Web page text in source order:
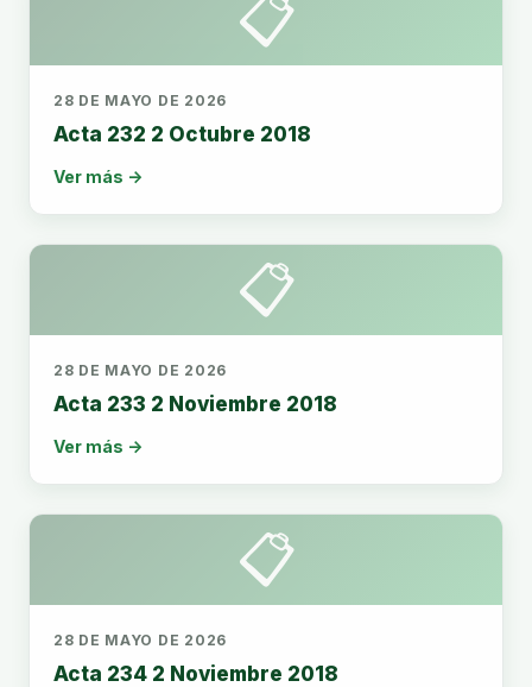
📋
28 DE MAYO DE 2026
Acta 232 2 Octubre 2018
Ver más →
📋
28 DE MAYO DE 2026
Acta 233 2 Noviembre 2018
Ver más →
📋
28 DE MAYO DE 2026
Acta 234 2 Noviembre 2018